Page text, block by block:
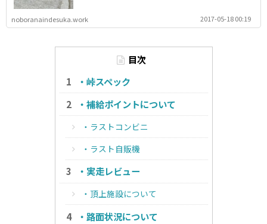
noboranaindesuka.work 2017-05-18 00:19
目次
・峠スペック
・補給ポイントについて
・ラストコンビニ
・ラスト自販機
・実走レビュー
・頂上施設について
・路面状況について